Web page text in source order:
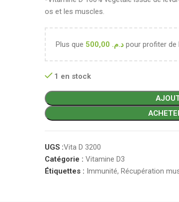
os et les muscles.
Plus que د.م.pour profiter de
1 en stock
UGS :Vita D 3200
Catégorie : Vitamine D3
Étiquettes : Immunité, Récupération